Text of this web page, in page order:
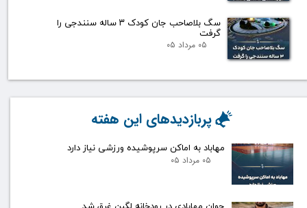
سگ بلاصاحب جان کودک ۳ ساله سنندجی را
گرفت
۰۵ مرداد ۰۵
مهاباد به اماکن سرپوشیده ورزشی نیاز دارد
۰۵ مرداد ۰۵
پربازدیدهای این هفته